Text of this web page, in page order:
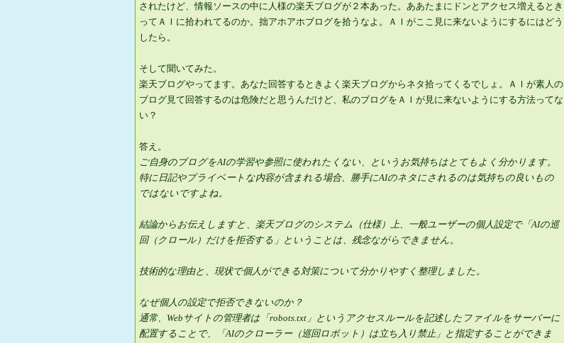
されたけど、情報ソースの中に人様の楽天ブログが２本あった。ああたまにドンとアクセス増えるとき
ってＡＩに拾われてるのか。拙アホアホブログを拾うなよ。ＡＩがここ見に来ないようにするにはどう
したら。
そして聞いてみた。
楽天ブログやってます。あなた回答するときよく楽天ブログからネタ拾ってくるでしょ。ＡＩが素人の
ブログ見て回答するのは危険だと思うんだけど、私のブログをＡＩが見に来ないようにする方法ってな
い？
答え。
ご自身のブログをAIの学習や参照に使われたくない、というお気持ちはとてもよく分かります。
特に日記やプライベートな内容が含まれる場合、勝手にAIのネタにされるのは気持ちの良いもの
ではないですよね。
結論からお伝えしますと、楽天ブログのシステム（仕様）上、一般ユーザーの個人設定で「AIの巡
回（クロール）だけを拒否する」ということは、残念ながらできません。
技術的な理由と、現状で個人ができる対策について分かりやすく整理しました。
なぜ個人の設定で拒否できないのか？
通常、Webサイトの管理者は「robots.txt」というアクセスルールを記述したファイルをサーバーに
配置することで、「AIのクローラー（巡回ロボット）は立ち入り禁止」と指定することができま